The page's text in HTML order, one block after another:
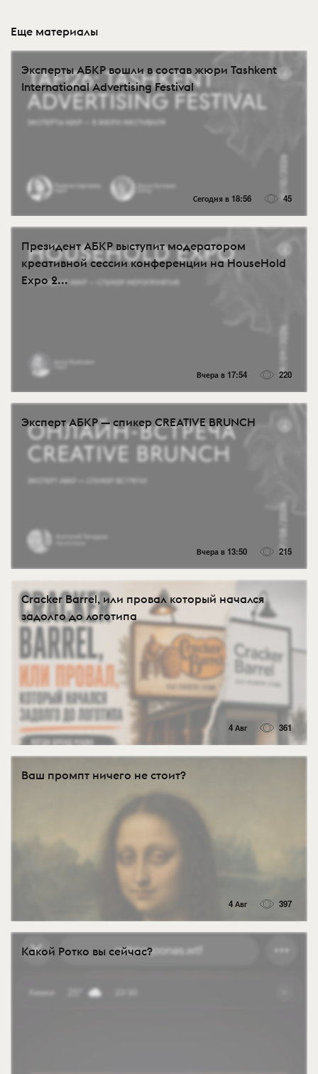
Еще материалы
Эксперты АБКР вошли в состав жюри Tashkent
International Advertising Festival
Сегодня в 18:56 45
Президент АБКР выступит модератором
креативной сессии конференции на HouseHold
Expo 2...
Вчера в 17:54 220
Эксперт АБКР — спикер CREATIVE BRUNCH
Вчера в 13:50 215
Cracker Barrel, или провал который начался
задолго до логотипа
4 Авг 361
Ваш промпт ничего не стоит?
4 Авг 397
Какой Ротко вы сейчас?